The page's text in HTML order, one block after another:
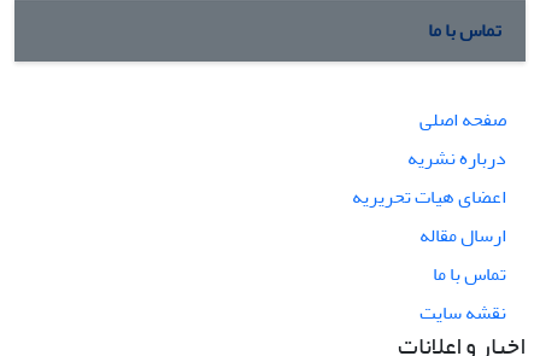
تماس با ما
صفحه اصلی
درباره نشریه
اعضای هیات تحریریه
ارسال مقاله
تماس با ما
نقشه سایت
اخبار و اعلانات